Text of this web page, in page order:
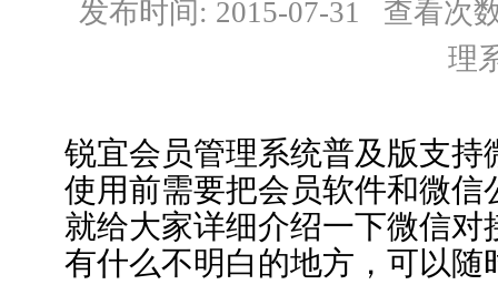
发布时间: 2015-07-31 查看次
理
锐宜会员管理系统普及版支
使用前需要把会员软件和微
就给大家详细介绍一下微信
有什么不明白的地方，可以